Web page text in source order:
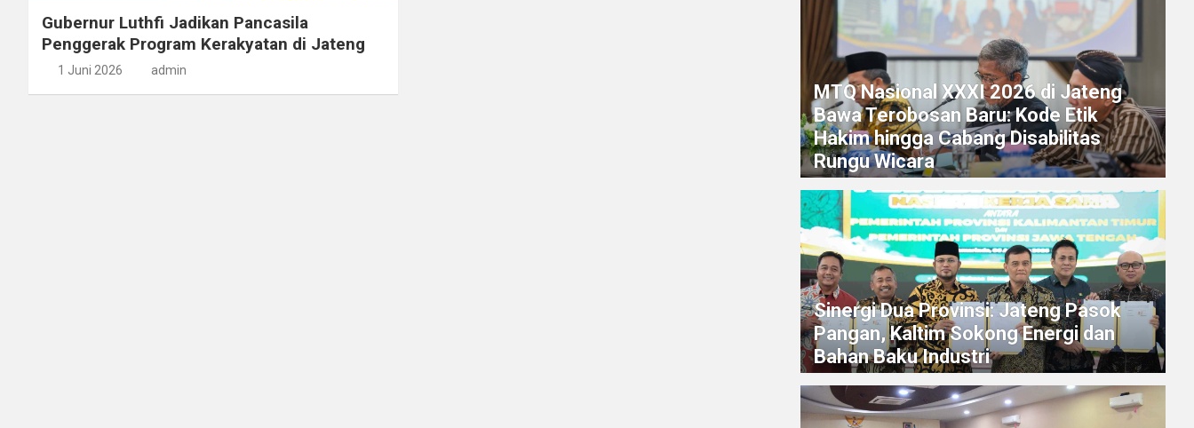
Gubernur Luthfi Jadikan Pancasila
Penggerak Program Kerakyatan di Jateng
1 Juni 2026 admin
MTQ Nasional XXXI 2026 di Jateng
Bawa Terobosan Baru: Kode Etik
Hakim hingga Cabang Disabilitas
Rungu Wicara
Sinergi Dua Provinsi: Jateng Pasok
Pangan, Kaltim Sokong Energi dan
Bahan Baku Industri